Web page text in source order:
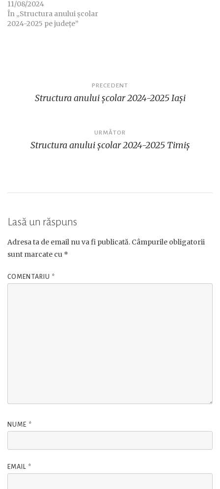
11/08/2024
În „Structura anului școlar
2024-2025 pe județe”
PRECEDENT
Structura anului școlar 2024-2025 Iași
URMĂTOR
Structura anului școlar 2024-2025 Timiș
Lasă un răspuns
Adresa ta de email nu va fi publicată. Câmpurile obligatorii
sunt marcate cu *
COMENTARIU *
NUME *
EMAIL *